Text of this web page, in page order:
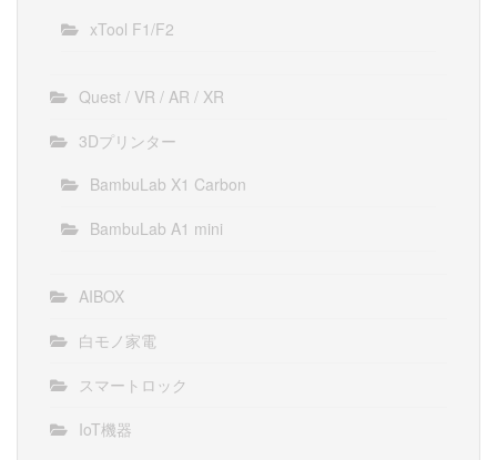
xTool F1/F2
Quest / VR / AR / XR
3Dプリンター
BambuLab X1 Carbon
BambuLab A1 mini
AIBOX
白モノ家電
スマートロック
IoT機器